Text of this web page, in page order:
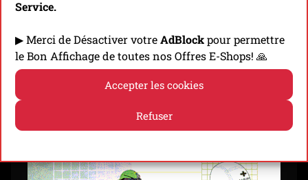
Service.
▶ Merci de Désactiver votreAdBlockpour permettre
le Bon Affichage de toutes nos Offres E-Shops! 🙏
Accepter les cookies
Refuser
Découvrir
⬇️ -10% EN CLIQUANT SUR LA BANNIÈRE! ⬇️